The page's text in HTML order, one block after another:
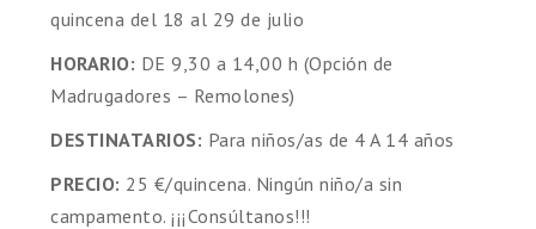
quincena del 18 al 29 de julio
HORARIO: DE 9,30 a 14,00 h (Opción de
Madrugadores – Remolones)
DESTINATARIOS: Para niños/as de 4 A 14 años
PRECIO: 25 €/quincena. Ningún niño/a sin
campamento. ¡¡¡Consúltanos!!!